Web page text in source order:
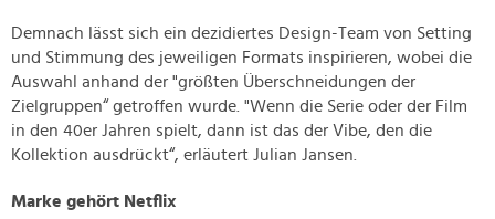
Demnach lässt sich ein dezidiertes Design-Team von Setting
und Stimmung des jeweiligen Formats inspirieren, wobei die
Auswahl anhand der "größten Überschneidungen der
Zielgruppen“ getroffen wurde. "Wenn die Serie oder der Film
in den 40er Jahren spielt, dann ist das der Vibe, den die
Kollektion ausdrückt“, erläutert Julian Jansen.
Marke gehört Netflix